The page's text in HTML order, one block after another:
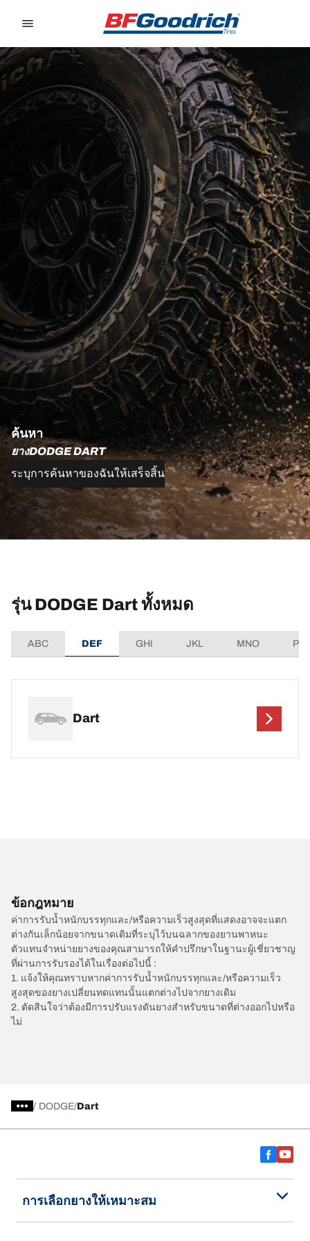
ค้นหา
ยางDODGE DART
ระบุการค้นหาของฉันให้เสร็จสิ้น
รุ่น DODGE Dart ทั้งหมด
ABC DEF GHI JKL MNO
Dart
ข้อกฎหมาย
ค่าการรับน้ำหนักบรรทุกและ/หรือความเร็วสูงสุดที่แสดงอาจจะแตก
ต่างกันเล็กน้อยจากขนาดเดิมที่ระบุไว้บนฉลากของยานพาหนะ
ตัวแทนจำหน่ายยางของคุณสามารถให้คำปรึกษาในฐานะผู้เชี่ยวชาญ
ที่ผ่านการรับรองได้ในเรื่องต่อไปนี้ :
1. แจ้งให้คุณทราบหากค่าการรับน้ำหนักบรรทุกและ/หรือความเร็ว
สูงสุดของยางเปลี่ยนทดแทนนั้นแตกต่างไปจากยางเดิม
2. ตัดสินใจว่าต้องมีการปรับแรงดันยางสำหรับขนาดที่ต่างออกไปหรือ
ไม่
/ DODGE Dart
การเลือกยางให้เหมาะสม